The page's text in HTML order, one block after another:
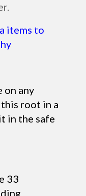
items to
on any
this root in a
in the safe
33